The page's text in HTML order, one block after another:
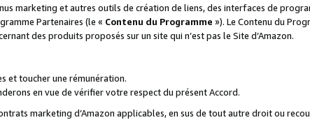
marketing et autres outils de création de liens, des interfaces de
Partenaires (le « Contenu du Programme »). Le Contenu du
des produits proposés sur un site qui n’est pas le Site d’Amazon.
et toucher une rémunération.
en vue de vérifier votre respect du présent Accord.
marketing d’Amazon applicables, en sus de tout autre droit ou